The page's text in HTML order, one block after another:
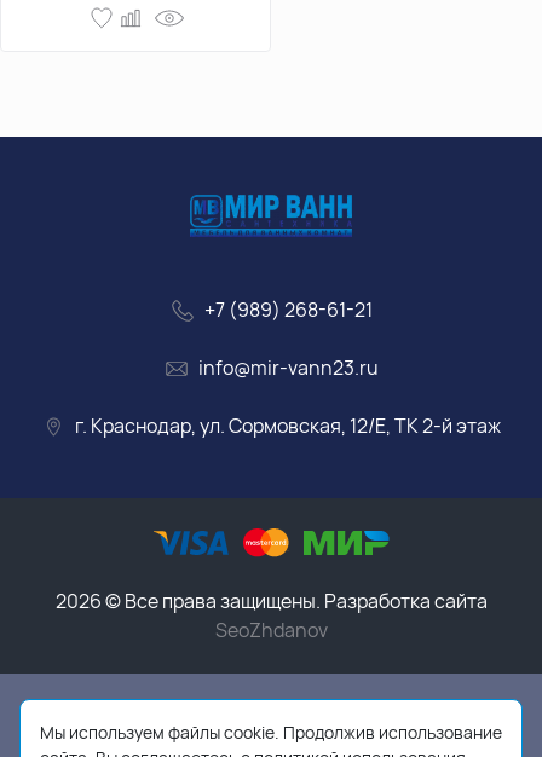
+7 (989) 268-61-21
info@mir-vann23.ru
г. Краснодар, ул. Сормовская, 12/Е, ТК 2-й этаж
2026 © Все права защищены. Разработка сайта
SeoZhdanov
Данный интернет-магазин носит исключительно
информационный характер и ни при каких условиях
Мы используем файлы cookie. Продолжив использование